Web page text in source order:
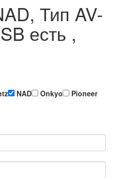
Тип AV-
есть ,
NAD Onkyo
Pioneer